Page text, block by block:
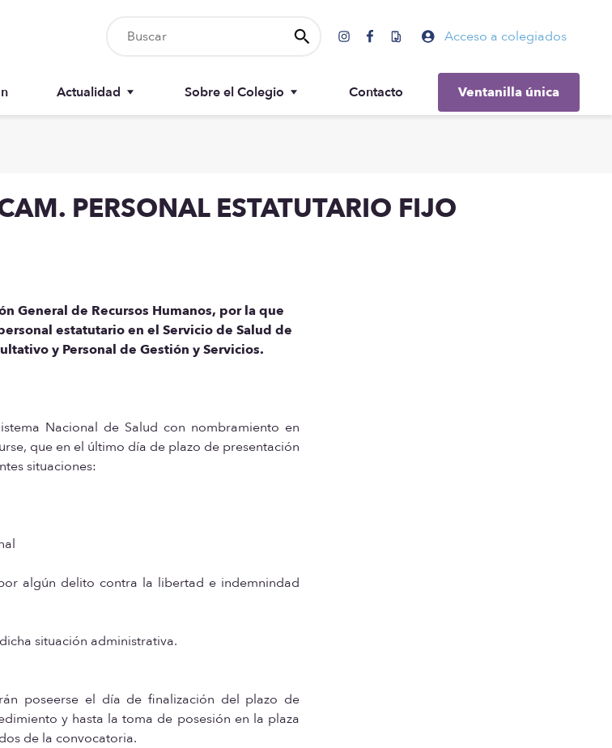
Acceso a colegiados
Actualidad
Recursos
Sobre el Colegio
Memorias
Contacto Ventanilla única
PERSONAL ESTATUTARIO FIJO
General de Recursos Humanos, por la que
estatutario en el Servicio de Salud de
y Personal de Gestión y Servicios.
Nacional de Salud con nombramiento en
que en el último día de plazo de presentación
situaciones:
algún delito contra la libertad e indemnindad
situación administrativa.
poseerse el día de finalización del plazo de
y hasta la toma de posesión en la plaza
de la convocatoria.